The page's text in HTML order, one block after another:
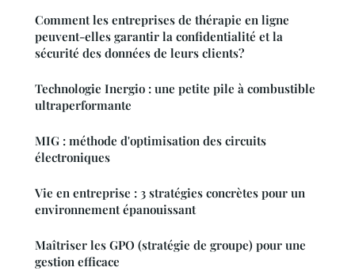
Comment les entreprises de thérapie en ligne
peuvent-elles garantir la confidentialité et la
sécurité des données de leurs clients?
Technologie Inergio : une petite pile à combustible
ultraperformante
MIG : méthode d'optimisation des circuits
électroniques
Vie en entreprise : 3 stratégies concrètes pour un
environnement épanouissant
Maîtriser les GPO (stratégie de groupe) pour une
gestion efficace